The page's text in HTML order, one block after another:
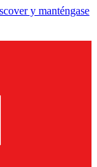
y manténgase